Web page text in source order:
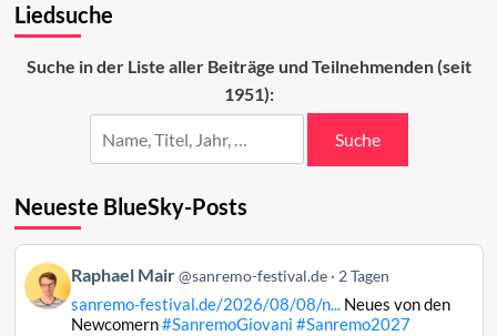
lange
Newcomer
Liedsuche
Suche in der Liste aller Beiträge und Teilnehmenden (seit
1951):
Suche
Neueste BlueSky-Posts
Beitrag
von
Raphael
Raphael Mair @sanremo-festival.de 2 Tagen
sanremo-festival.de/2026/08/08/n...Neues von den
Newcomern#SanremoGiovani #Sanremo2027